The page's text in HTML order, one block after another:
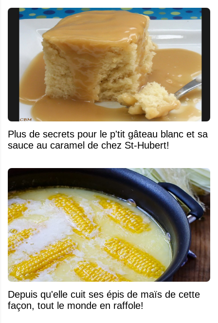
Plus de secrets pour le p'tit gâteau blanc et sa
sauce au caramel de chez St-Hubert!
Depuis qu'elle cuit ses épis de maïs de cette
façon, tout le monde en raffole!